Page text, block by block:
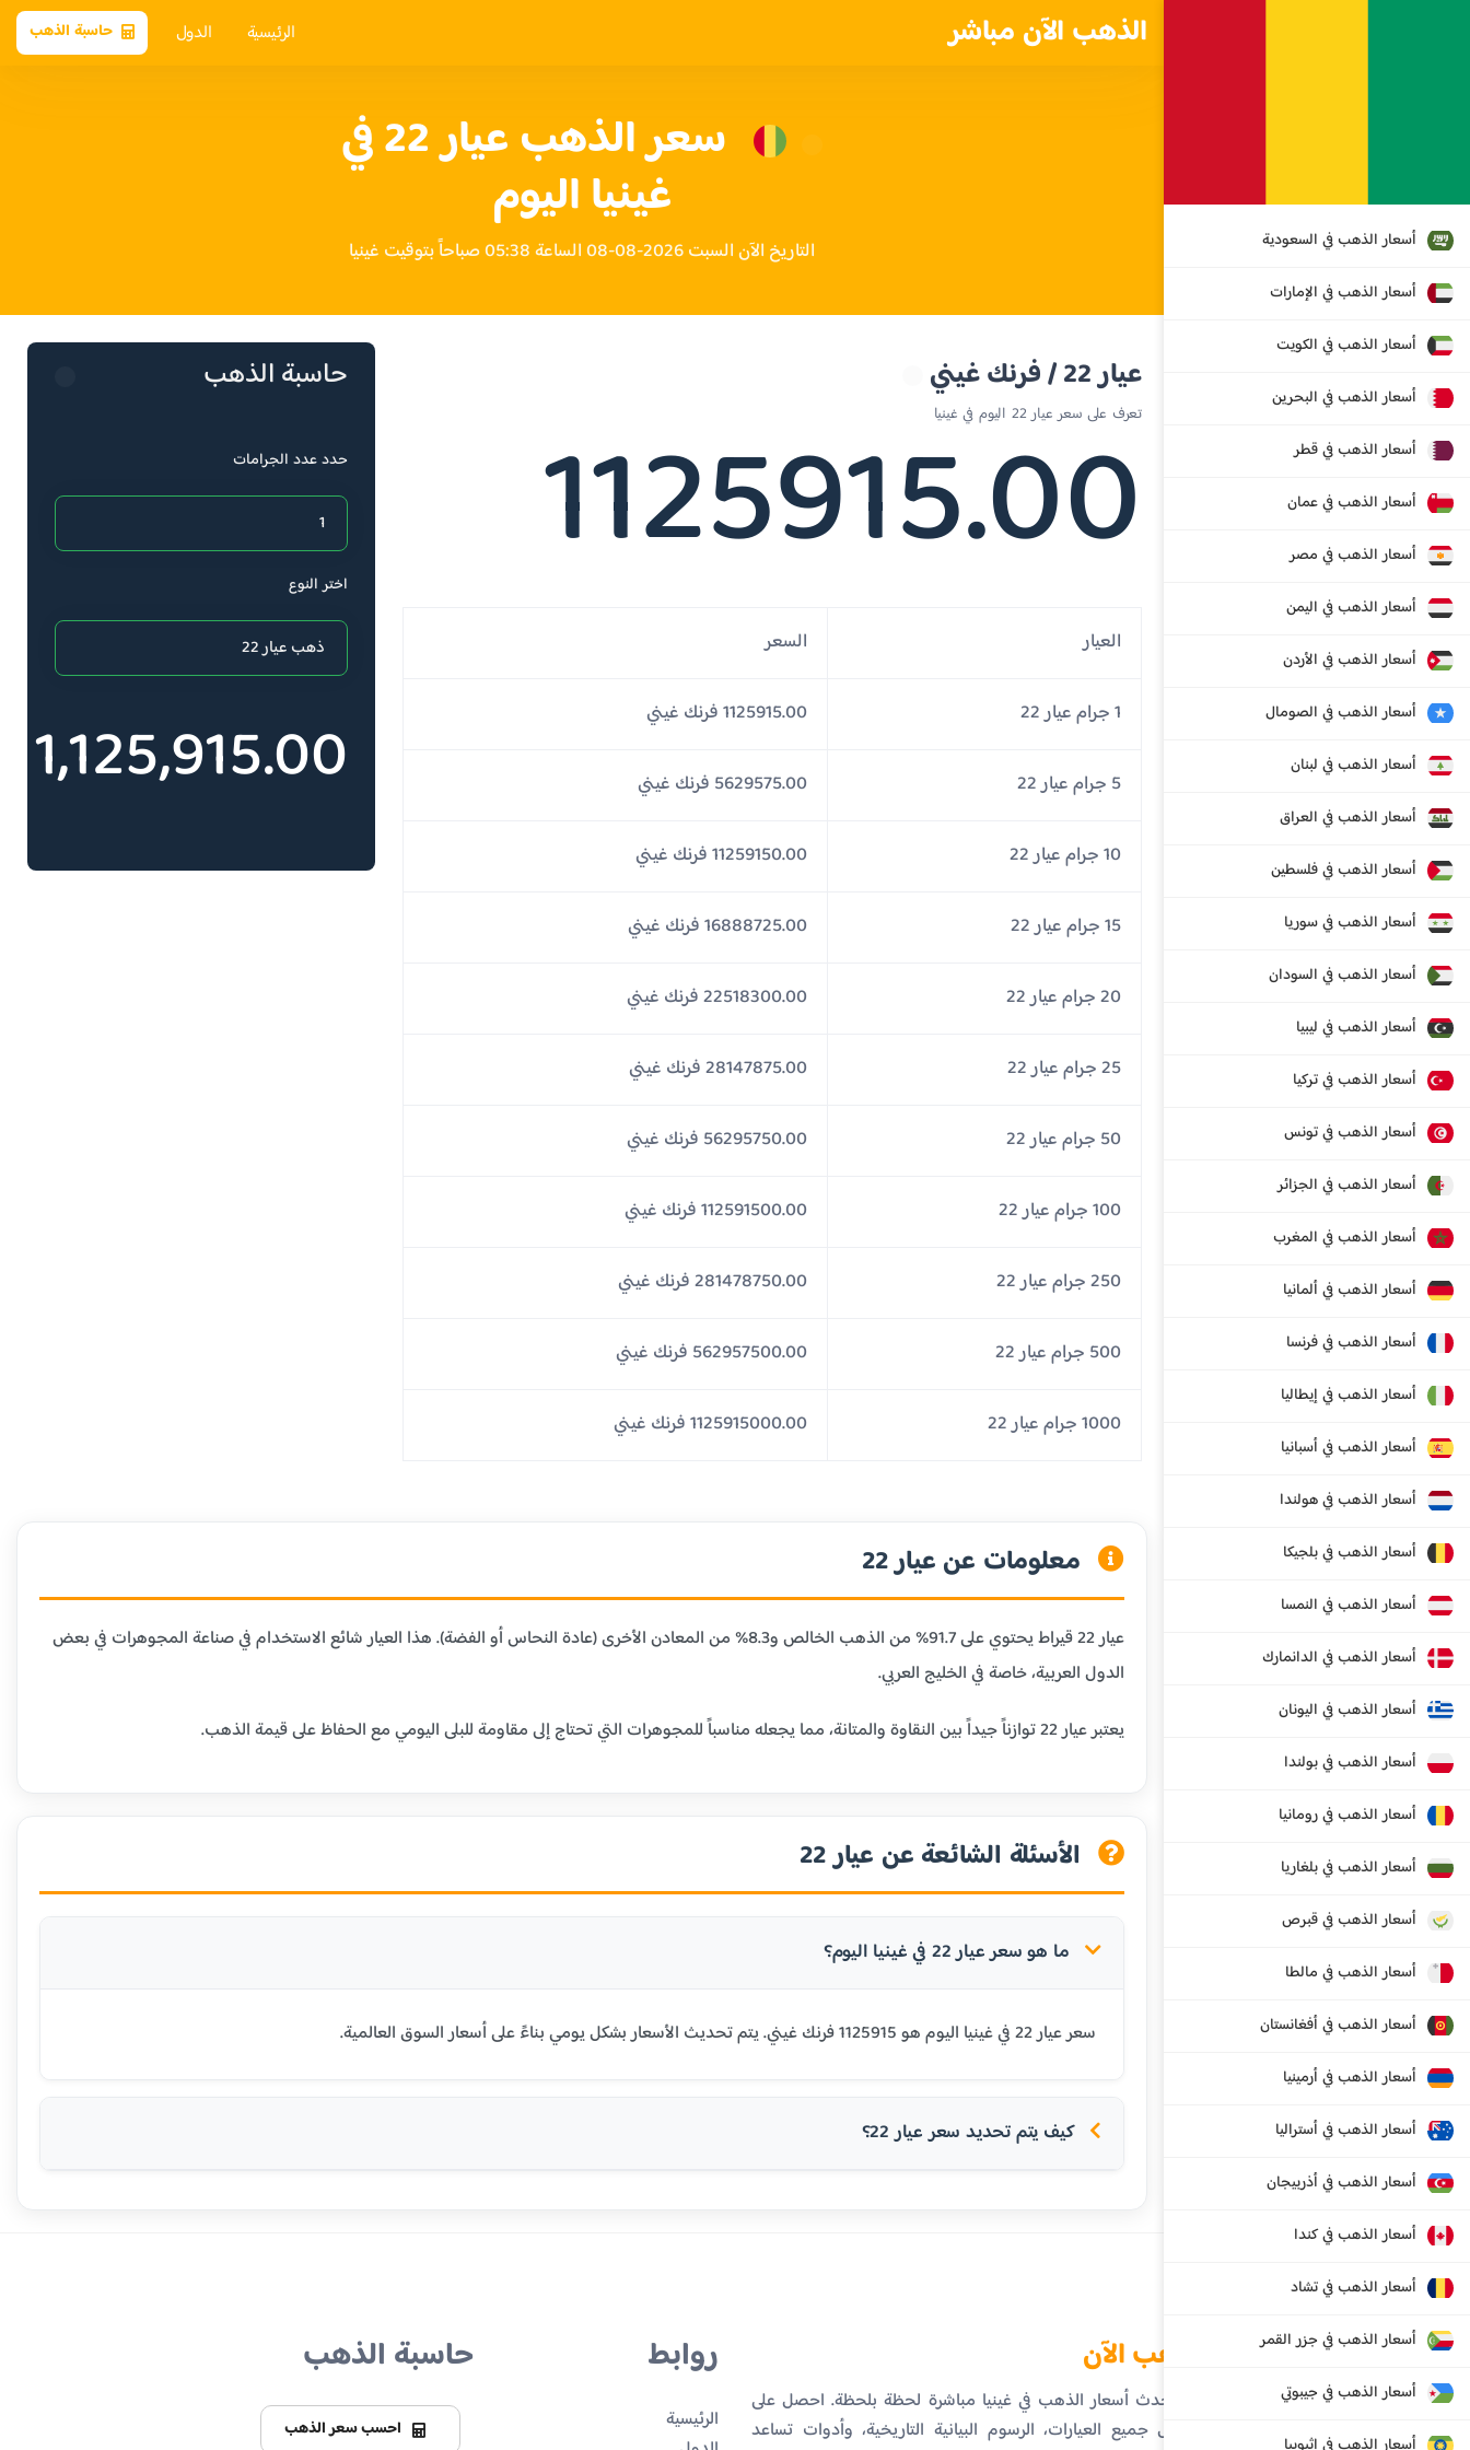
الذهب الآن مباشر الرئيسية الدول حاسبة الذهب
أسعار الذهب في السعودية
أسعار الذهب في الإمارات
أسعار الذهب في الكويت
أسعار الذهب في البحرين
أسعار الذهب في قطر
أسعار الذهب في عمان
أسعار الذهب في مصر
أسعار الذهب في اليمن
أسعار الذهب في الأردن
أسعار الذهب في الصومال
أسعار الذهب في لبنان
أسعار الذهب في العراق
أسعار الذهب في فلسطين
أسعار الذهب في سوريا
أسعار الذهب في السودان
أسعار الذهب في ليبيا
أسعار الذهب في تركيا
أسعار الذهب في تونس
أسعار الذهب في الجزائر
أسعار الذهب في المغرب
أسعار الذهب في ألمانيا
أسعار الذهب في فرنسا
أسعار الذهب في إيطاليا
أسعار الذهب في أسبانيا
أسعار الذهب في هولندا
أسعار الذهب في بلجيكا
أسعار الذهب في النمسا
أسعار الذهب في الدانمارك
أسعار الذهب في اليونان
أسعار الذهب في بولندا
أسعار الذهب في رومانيا
أسعار الذهب في بلغاريا
أسعار الذهب في قبرص
أسعار الذهب في مالطا
أسعار الذهب في أفغانستان
أسعار الذهب في أرمينيا
أسعار الذهب في أستراليا
أسعار الذهب في أذربيجان
أسعار الذهب في كندا
أسعار الذهب في تشاد
أسعار الذهب في جزر القمر
أسعار الذهب في جيبوتي
سعر الذهب عيار 22 في
غينيا اليوم
التاريخ الآن السبت 2026-08-08 الساعة 05:38 صباحاً بتوقيت غينيا
عيار 22 / فرنك غيني
تعرف على سعر عيار 22 اليوم في غينيا
1125915.00
العيار السعر
1 جرام عيار 22 1125915.00 فرنك غيني
5 جرام عيار 22 5629575.00 فرنك غيني
10 جرام عيار 22 11259150.00 فرنك غيني
15 جرام عيار 22 16888725.00 فرنك غيني
20 جرام عيار 22 22518300.00 فرنك غيني
25 جرام عيار 22 28147875.00 فرنك غيني
50 جرام عيار 22 56295750.00 فرنك غيني
100 جرام عيار 22 112591500.00 فرنك غيني
250 جرام عيار 22 281478750.00 فرنك غيني
500 جرام عيار 22 562957500.00 فرنك غيني
1000 جرام عيار 22 1125915000.00 فرنك غيني
حاسبة الذهب
حدد عدد الجرامات
اختر النوع
1,125,915.00
معلومات عن عيار 22
عيار 22 قيراط يحتوي على 91.7% من الذهب الخالص و8.3% من المعادن الأخرى (عادة النحاس أو الفضة). هذا العيار شائع الاستخدام في صناعة المجوهرات في بعض
الدول العربية، خاصة في الخليج العربي.
يعتبر عيار 22 توازناً جيداً بين النقاوة والمتانة، مما يجعله مناسباً للمجوهرات التي تحتاج إلى مقاومة للبلى اليومي مع الحفاظ على قيمة الذهب.
الأسئلة الشائعة عن عيار 22
ما هو سعر عيار 22 في غينيا اليوم؟
سعر عيار 22 في غينيا اليوم هو 1125915 فرنك غيني. يتم تحديث الأسعار بشكل يومي بناءً على أسعار السوق العالمية.
كيف يتم تحديد سعر عيار 22؟
الذهب الآن
تابع أحدث أسعار الذهب في غينيا مباشرة لحظة بلحظة. احصل على
تفاصيل جميع العيارات، الرسوم البيانية التاريخية، وأدوات تساعد
روابط
الرئيسية
حاسبة الذهب
احسب سعر الذهب